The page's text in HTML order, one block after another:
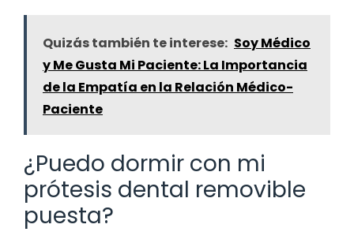
Quizás también te interese: Soy Médico
y Me Gusta Mi Paciente: La Importancia
de la Empatía en la Relación Médico-
Paciente
¿Puedo dormir con mi
prótesis dental removible
puesta?